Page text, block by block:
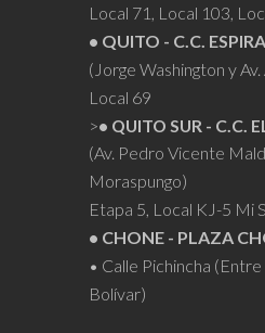
Local 71, Local 103,
• QUITO - C.C.
(Jorge Washington y
Local 69
>• QUITO SUR - C.C.
(Av. Pedro Vicente
Moraspungo)
Etapa 5, Local KJ-5 Mi
• CHONE - PLAZA
• Calle Pichincha
Bolívar)